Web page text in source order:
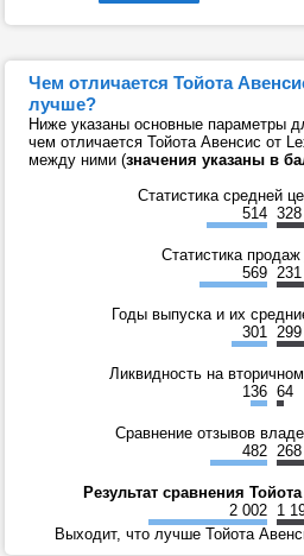
Чем отличается Тойота
лучше?
Ниже указаны основные параметры
чем отличается Тойота Авенсис от
между ними (значения указаны в
Статистика средней
514 328
Статистика продаж
569 231
Годы выпуска и их
301 299
Ликвидность на
136 64
Сравнение отзывов
482 268
Результат сравнения
2 002 1
Выходит, что лучше Тойота